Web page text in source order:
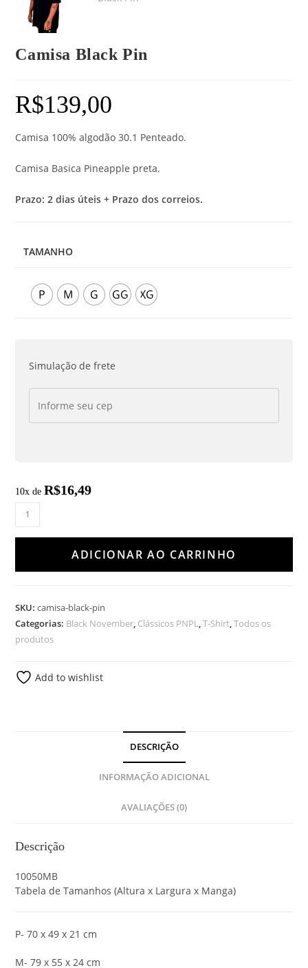
Camisa Black Pin
R$139,00
Camisa 100% algodão 30.1 Penteado.
Camisa Basica Pineapple preta.
Prazo: 2 dias úteis + Prazo dos correios.
TAMANHO
P M G GG XG
Simulação de frete
10x de R$16,49
ADICIONAR AO CARRINHO
SKU:camisa-black-pin
Categorias: Black November Clássicos PNPL ,T-Shirt ,Todos os
produtos
Add to wishlist
DESCRIÇÃO
INFORMAÇÃO ADICIONAL
AVALIAÇÕES (0)
Descrição
10050MB
Tabela de Tamanhos (Altura x Largura x Manga)
P- 70 x 49 x 21 cm
M- 79 x 55 x 24 cm